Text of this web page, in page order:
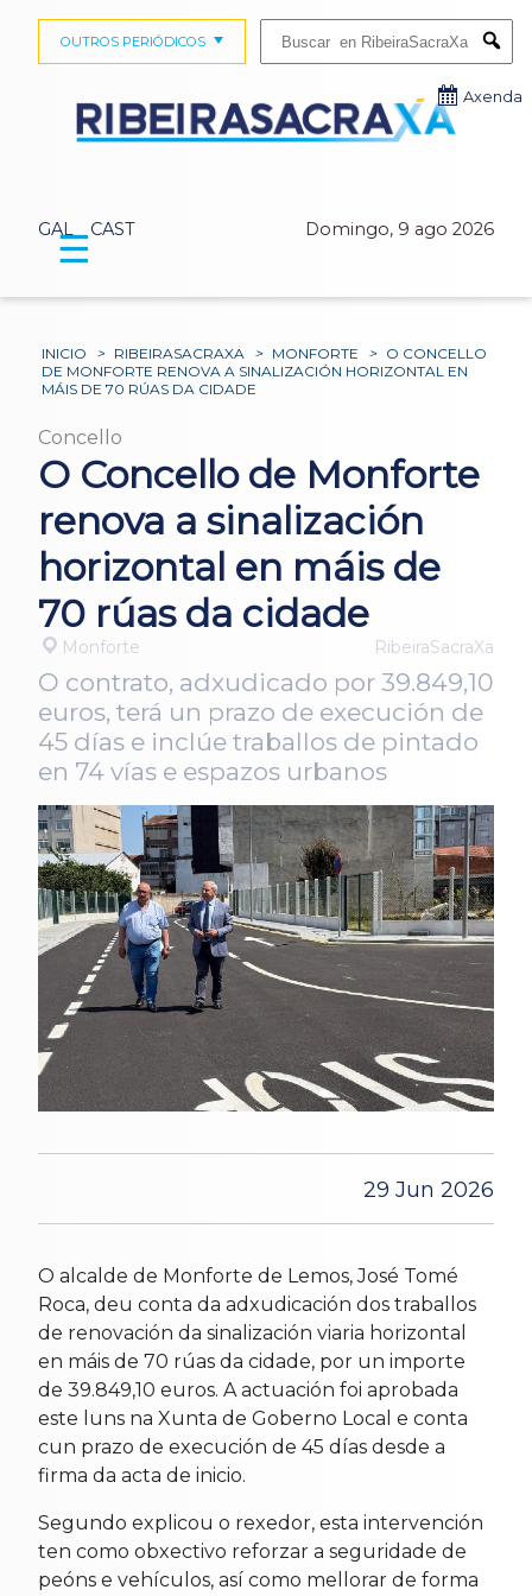
GAL CAST Domingo, 9 ago 2026
OUTROS PERIÓDICOS
Axenda
☰
INICIO > RIBEIRASACRAXA > MONFORTE > O CONCELLO
DE MONFORTE RENOVA A SINALIZACIÓN HORIZONTAL EN
MÁIS DE 70 RÚAS DA CIDADE
Concello
O Concello de Monforte
renova a sinalización
horizontal en máis de
70 rúas da cidade
Monforte RibeiraSacraXa
O contrato, adxudicado por 39.849,10
euros, terá un prazo de execución de
45 días e inclúe traballos de pintado
en 74 vías e espazos urbanos
29 Jun 2026
O alcalde de Monforte de Lemos, José Tomé
Roca, deu conta da adxudicación dos traballos
de renovación da sinalización viaria horizontal
en máis de 70 rúas da cidade, por un importe
de 39.849,10 euros. A actuación foi aprobada
este luns na Xunta de Goberno Local e conta
cun prazo de execución de 45 días desde a
firma da acta de inicio.
Segundo explicou o rexedor, esta intervención
ten como obxectivo reforzar a seguridade de
peóns e vehículos, así como mellorar de forma